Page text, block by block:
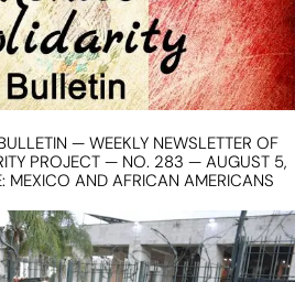
— WEEKLY NEWSLETTER OF
PROJECT — NO. 283 — AUGUST 5,
AND AFRICAN AMERICANS